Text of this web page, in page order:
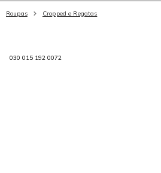
Roupas Cropped e Regatas
030 015 192 0072